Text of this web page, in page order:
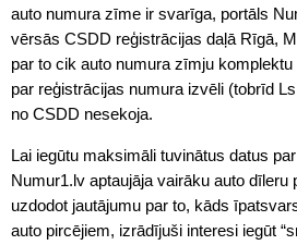
auto numura zīme ir svarīga, portāls
vērsās CSDD reģistrācijas daļā Rīgā,
par to cik auto numura zīmju
par reģistrācijas numura izvēli (tobrīd
no CSDD nesekoja.
Lai iegūtu maksimāli tuvinātus datus
Numur1.lv aptaujāja vairāku auto dīleru
uzdodot jautājumu par to, kāds
auto pircējiem, izrādījuši interesi iegūt